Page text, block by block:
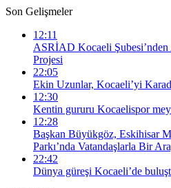
Son Gelişmeler
12:11
ASRİAD Kocaeli
Projesi
22:05
Ekin Uzunlar, Kocaeli’yi
12:30
Kentin gururu Kocaelispor
12:28
Başkan Büyükgöz, Eskihisar
Parkı’nda Vatandaşlarla Bir
22:42
Dünya güreşi Kocaeli’de